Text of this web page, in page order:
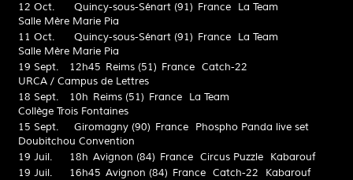
12 Oct.
Quincy-sous-Sénart (91) France
La Team
Salle Mère Marie Pia
11 Oct.
Quincy-sous-Sénart (91) France
La Team
Salle Mère Marie Pia
19 Sept.
12h45 Reims (51) France Catch-22
URCA / Campus de Lettres
18 Sept.
10h Reims (51) France
La Team
Collège Trois Fontaines
15 Sept.
Giromagny (90) France
Phospho Panda live set
Doubitchou Convention
19 Juil.
18h Avignon (84) France Circus Puzzle
Kabarouf
19 Juil.
16h45 Avignon (84) France Catch-22
Kabarouf